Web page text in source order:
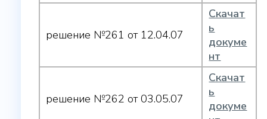
решение №261 от 12.04.07
Скачат
ь
докуме
нт
решение №262 от 03.05.07
Скачат
ь
докуме